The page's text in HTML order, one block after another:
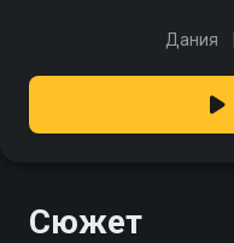
Дания
Сюжет